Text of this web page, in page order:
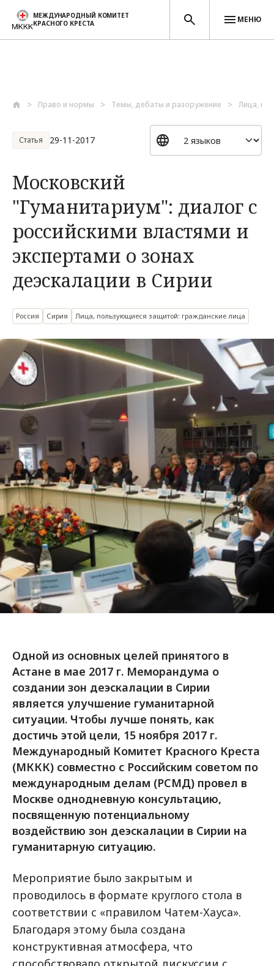
МЕЖДУНАРОДНЫЙ КОМИТЕТ
КРАСНОГО КРЕСТА
МЕНЮ
Право и нормы Темы, дебаты и разоружение Лица,
Статья 29-11-2017
Московский
"Гуманитариум": диалог с
российскими властями и
экспертами о зонах
деэскалации в Сирии
Россия Сирия Лица, пользующиеся защитой: гражданские лица
Одной из основных целей принятого в
Астане в мае 2017 г. Меморандума о
создании зон деэскалации в Сирии
является улучшение гуманитарной
ситуации. Чтобы лучше понять, как
достичь этой цели, 15 ноября 2017 г.
Международный Комитет Красного Креста
(МККК) совместно с Российским советом по
международным делам (РСМД) провел в
Москве однодневную консультацию,
посвященную потенциальному
воздействию зон деэскалации в Сирии на
гуманитарную ситуацию.
Мероприятие было закрытым и
проводилось в формате круглого стола в
соответствии с «правилом Чатем-Хауса».
Благодаря этому была создана
конструктивная атмосфера, что